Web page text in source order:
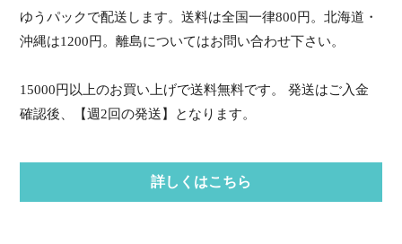
ゆうパックで配送します。送料は全国一律800円。北海道・
沖縄は1200円。離島についてはお問い合わせ下さい。
15000円以上のお買い上げで送料無料です。 発送はご入金
確認後、【週2回の発送】となります。
詳しくはこちら